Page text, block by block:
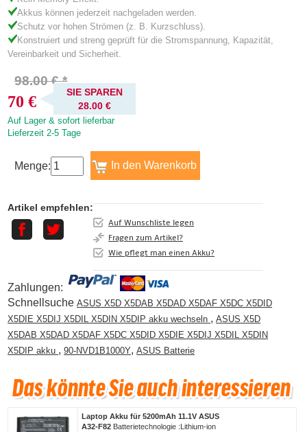
Akkus können jederzeit nachgeladen werden.
Schutz vor hohen Strömen (z. B. Kurzschluss).
Konstruiert und streng geprüft für die Stromspannung, Kapazität,
Vereinbarkeit und Sicherheit.
98.00 € *
70 €
SIE SPAREN
28.00 €
Auf Lager & sofort lieferbar
Lieferzeit 2-5 Tage
Menge:
Artikel empfehlen:
Auf Wunschliste legen
Fragen zum Artikel?
Wie pflegt man einen Akku?
Zahlungen:
SchnellsucheASUS X5D X5DAB X5DAD X5DAF X5DC X5DID
X5DIE X5DIJ X5DIL X5DIN X5DIP akku wechseln ,ASUS X5D
X5DAB X5DAD X5DAF X5DC X5DID X5DIE X5DIJ X5DIL X5DIN
X5DIP akku ,90-NVD1B1000Y,ASUS Batterie
Laptop Akku für 5200mAh 11.1V ASUS
A32-F82 Batterietechnologie :Lithium-ion